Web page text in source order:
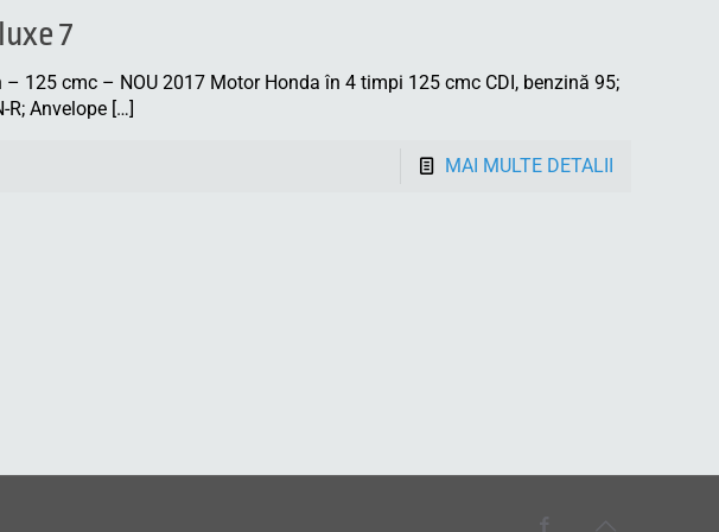
7
– 125 cmc – NOU 2017 Motor Honda în 4 timpi 125 cmc CDI, benzină 95;
R; Anvelope[…]
MAI MULTE DETALII